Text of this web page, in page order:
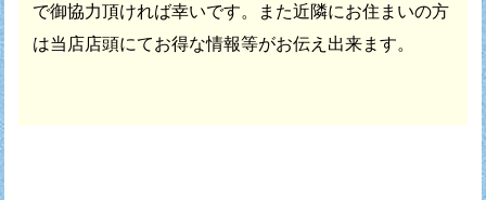
で御協力頂ければ幸いです。
また近隣にお住まいの方
は当店店頭にてお得な情報等がお伝え出来ます。